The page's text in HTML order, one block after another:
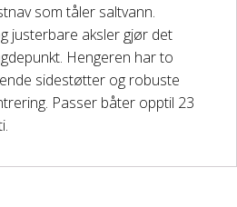
som tåler saltvann.
justerbare aksler gjør det
Hengeren har to
sidestøtter og robuste
Passer båter opptil 23